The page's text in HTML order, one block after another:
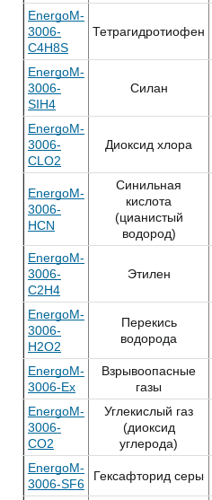
EnergoM-
3006-
C4H8S
Тетрагидротиофен
EnergoM-
3006-
SIH4
Силан
EnergoM-
3006-
CLO2
Диоксид хлора
EnergoM-
3006-
HCN
Синильная
кислота
(цианистый
водород)
EnergoM-
3006-
C2H4
Этилен
EnergoM-
3006-
H2O2
Перекись
водорода
EnergoM-
3006-Ex
Взрывоопасные
газы
EnergoM-
3006-
CO2
Углекислый газ
(диоксид
углерода)
EnergoM-
3006-SF6
Гексафторид серы